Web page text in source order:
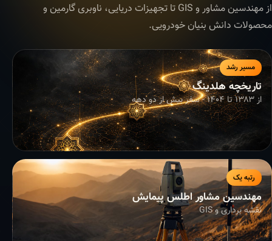
از مهندسین مشاور و GIS تا تجهیزات دریایی، ناوبری گارمین و
محصولات دانش بنیان خودرویی.
مسیر رشد
تاریخچه هلدینگ
از ۱۳۸۳ تا ۱۴۰۴ - سفر بیش از دو دهه
رتبه یک
مهندسین مشاور اطلس پیمایش
نقشه برداری و GIS